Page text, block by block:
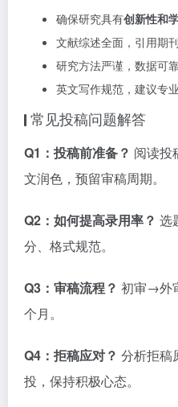
确保研究具有创新性和
文献综述全面，引用期
研究方法严谨，数据可
英文写作规范，建议专
常见投稿问题解答
Q1：投稿前准备？ 阅读投
文润色，预留审稿周期。
Q2：如何提高录用率？ 选
分、格式规范。
Q3：审稿流程？ 初审→外
个月。
Q4：拒稿应对？ 分析拒稿
投，保持积极心态。